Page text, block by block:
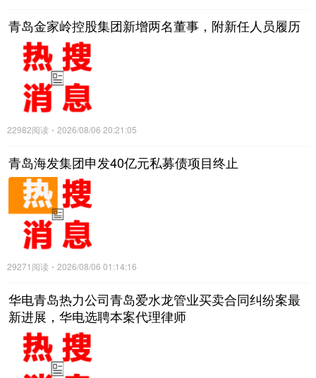
青岛金家岭控股集团新增两名董事，附新任人员履历
22982阅读 2026/08/06 20:21:05
青岛海发集团申发40亿元私募债项目终止
29271阅读 2026/08/06 01:14:16
华电青岛热力公司青岛爱水龙管业买卖合同纠纷案最
新进展，华电选聘本案代理律师